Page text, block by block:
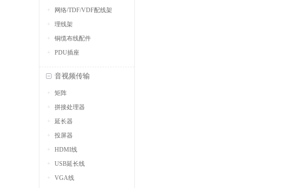
网络/TDF/VDF配线架
理线架
铜缆布线配件
PDU插座
音视频传输
矩阵
拼接处理器
延长器
投屏器
HDMI线
USB延长线
VGA线